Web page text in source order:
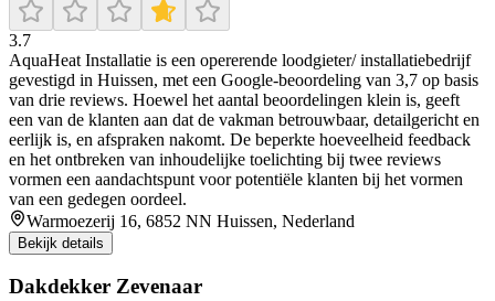
3.7
AquaHeat Installatie is een opererende loodgieter/ installatiebedrijf
gevestigd in Huissen, met een Google-beoordeling van 3,7 op basis
van drie reviews. Hoewel het aantal beoordelingen klein is, geeft
een van de klanten aan dat de vakman betrouwbaar, detailgericht en
eerlijk is, en afspraken nakomt. De beperkte hoeveelheid feedback
en het ontbreken van inhoudelijke toelichting bij twee reviews
vormen een aandachtspunt voor potentiële klanten bij het vormen
van een gedegen oordeel.
Warmoezerij 16, 6852 NN Huissen, Nederland
Bekijk details
Dakdekker Zevenaar